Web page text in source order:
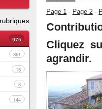
975
361
15
3
144
Page 1 - Page 2 -
Cliquez
agrandir.